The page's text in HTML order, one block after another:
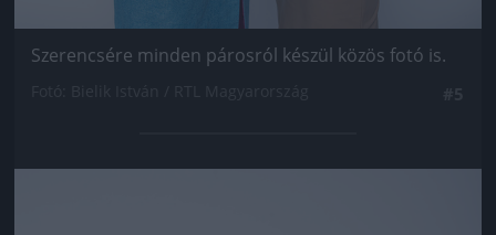
Szerencsére minden párosról készül közös fotó is.